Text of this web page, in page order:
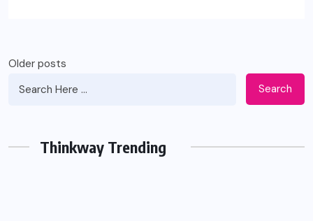
Posts
navigation
Older posts
Search
Thinkway Trending